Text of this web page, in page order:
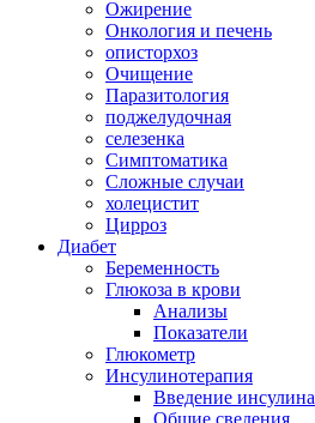
Ожирение
Онкология и печень
описторхоз
Очищение
Паразитология
поджелудочная
селезенка
Симптоматика
Сложные случаи
холецистит
Цирроз
Диабет
Беременность
Глюкоза в крови
Анализы
Показатели
Глюкометр
Инсулинотерапия
Введение инсулина
Общие сведения